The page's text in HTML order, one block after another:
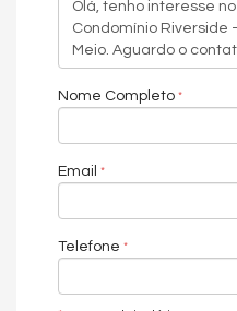
Nome Completo
Email
Telefone